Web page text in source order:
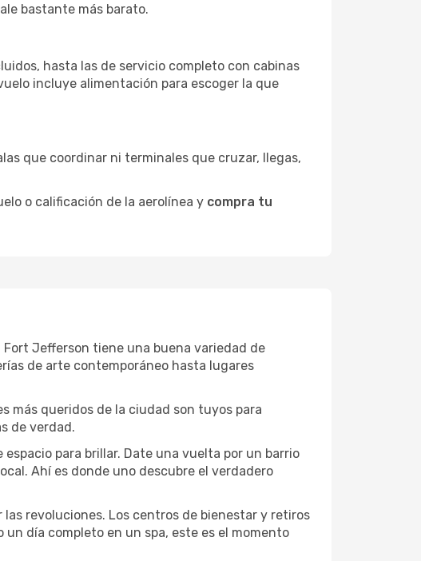
bastante más barato.
hasta las de servicio completo con cabinas
incluye alimentación para escoger la que
que coordinar ni terminales que cruzar, llegas,
o calificación de la aerolínea y compra tu
Jefferson tiene una buena variedad de
de arte contemporáneo hasta lugares
más queridos de la ciudad son tuyos para
de verdad.
para brillar. Date una vuelta por un barrio
Ahí es donde uno descubre el verdadero
revoluciones. Los centros de bienestar y retiros
un día completo en un spa, este es el momento